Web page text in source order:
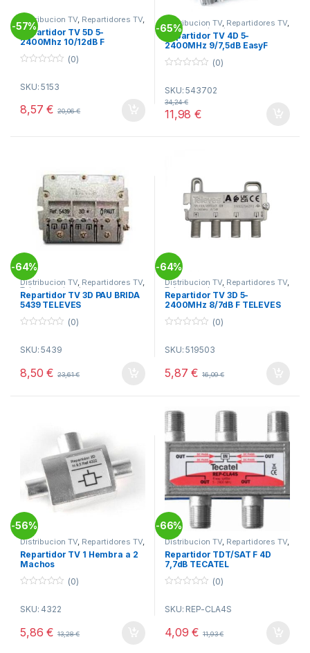
-57%
Distribucion TV, Repartidores TV,
Telecomunicacion
Repartidor TV 5D 5-
2400Mhz 10/12dB F
u
o
f
(0)
SKU: 5153
8,57€ 20,06€
-65%
Distribucion TV, Repartidores TV,
Telecomunicacion
Repartidor TV 4D 5-
2400MHz 9/7,5dB EasyF
u
t
(0)
SKU: 543702
11,98€
34,24€
-64%
Distribucion TV, Repartidores TV,
Telecomunicacion
Repartidor TV 3D PAU BRIDA
5439 TELEVES
u
f
(0)
SKU: 5439
8,50€ 23,61€
-64%
Distribucion TV, Repartidores TV,
Telecomunicacion
Repartidor TV 3D 5-
2400MHz 8/7dB F TELEVES
u
f
(0)
SKU: 519503
5,87€ 16,09€
-56%
Distribucion TV, Repartidores TV,
Telecomunicacion
Repartidor TV 1 Hembra a 2
Machos
u
f
(0)
SKU: 4322
5,86€ 13,28€
-66%
Distribucion TV, Repartidores TV,
Telecomunicacion
Repartidor TDT/SAT F 4D
7,7dB TECATEL
u
f
(0)
SKU: REP-CLA4S
4,09€ 11,93€